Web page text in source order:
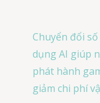
Post
Chuyển đổi
dụng AI giúp
phát hành
giảm chi phí